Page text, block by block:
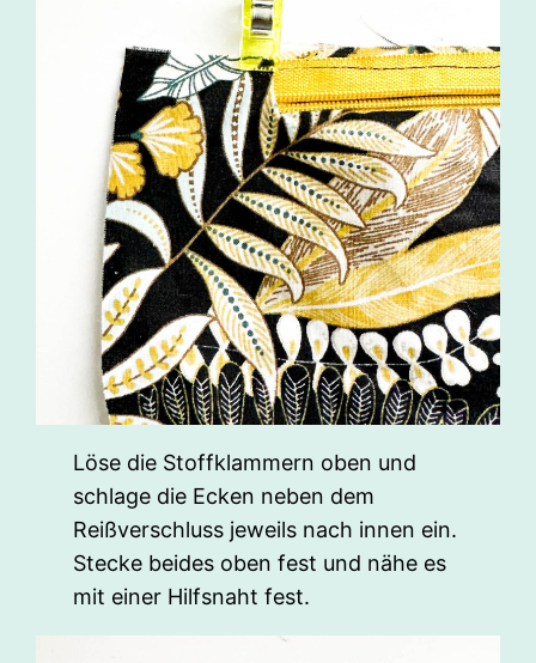
Löse die Stoffklammern oben und
schlage die Ecken neben dem
Reißverschluss jeweils nach innen ein.
Stecke beides oben fest und nähe es
mit einer Hilfsnaht fest.